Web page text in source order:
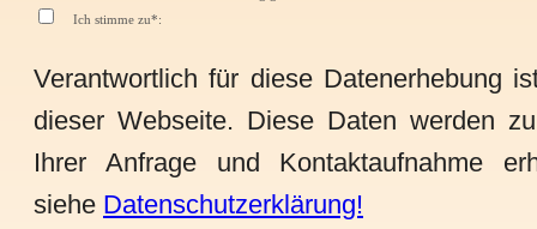
Ich stimme zu*:
Verantwortlich für diese Datenerhebung
dieser Webseite. Diese Daten werden
Ihrer Anfrage und Kontaktaufnahme
siehe Datenschutzerklärung!